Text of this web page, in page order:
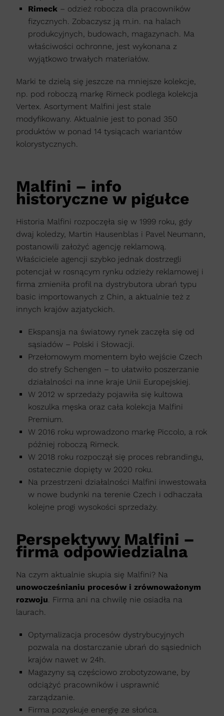
Rimeck – odzież robocza dla pracowników
fizycznych. Zobaczysz ją m.in. na halach
produkcyjnych, budowach, magazynach. Ma
właściwości ochronne, jest wykonana z
wyjątkowo trwałych materiałów.
Marki te dzielą się jeszcze na mniejsze kolekcje,
np. pod roboczą markę Rimeck podlega kolekcja
Vertex. Asortyment Malfini jest stale
modyfikowany. Aktualnie jest to ponad 350
produktów w ponad 14 tysiącach wariantów
kolorystycznych.
Malfini – info
historyczne w pigułce
Historia Malfini rozpoczęła się w 1999 roku, gdy
dwaj koledzy, Martin Hausenblas i Pavel Neumann,
postanowili założyć agencję reklamową.
Właściciele agencji szybko jednak dostrzegli
potencjał w rosnącym rynku odzieży reklamowej i
firma zmieniła profil na dystrybutora ubrań typu
basic importowanych z Chin, a aktualnie też z
innych krajów azjatyckich.
Ekspansja na światowy rynek zaczęła się od
sąsiadów – Polski i Słowacji.
Przełomowym momentem było wejście Czech
do strefy Schengen – to ułatwiło poszerzanie
działalności na inne kraje Unii Europejskiej.
W 2012 w sprzedaży pojawiła się kultowa
koszulka męska oraz cała kolekcja Malfini
Premium.
W 2016 roku wprowadzono markę Piccolo, a rok
później roboczą Rimeck.
W 2018 roku rozpoczął się proces rebrandingu,
ostatecznie dopięty w 2020 roku.
Na przestrzeni działalności Malfini inwestowała
w nowe budynki na terenie Czech i odhaczała
kolejne progi wysokości sprzedaży.
Perspektywy Malfini –
firma odpowiedzialna
Na czym aktualnie skupia się Malfini? Na
unowocześnianiu procesów i zrównoważonym
rozwoju . Firma ani na chwilę nie osiadła na
laurach.
Optymalizacja procesów dystrybucyjnych
pozwala na dostarczanie ubrań do sąsiednich
krajów nawet w 24h.
Magazyny są częściowo zrobotyzowane, by
odciążyć pracowników i usprawnić
zarządzanie.
Firma pozyskuje energię ze słońca.